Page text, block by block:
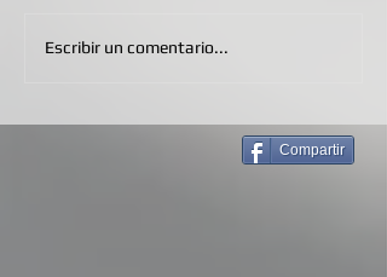
Escribir un comentario...
Compartir